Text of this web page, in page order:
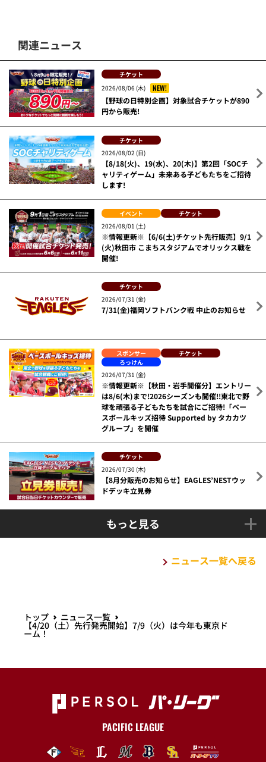
関連ニュース
チケット
2026/08/06 (木)
NEW!
【野球の日特別企画】対象試合チケットが890
円から販売!
チケット
2026/08/02 (日)
【8/18(火)、19(水)、20(木)】第2回「SOCチ
ャリティゲーム」未来ある子どもたちをご招待
します!
イベント
チケット
2026/08/01 (土)
※情報更新※【6/6(土)チケット先行販売】9/1
(火)秋田市 こまちスタジアムでオリックス戦を
開催!
チケット
2026/07/31 (金)
7/31(金)福岡ソフトバンク戦 中止のお知らせ
スポンサー
チケット
ろっけん
2026/07/31 (金)
※情報更新※【秋田・岩手開催分】エントリー
は8/6(木)まで!2026シーズンも開催!!東北で野
球を頑張る子どもたちを試合にご招待!「ベー
スボールキッズ招待 Supported by タカカツ
グループ」を開催
チケット
2026/07/30 (木)
【8月分販売のお知らせ】EAGLES’NESTウッ
ドデッキ立見券
もっと見る
ニュース一覧へ戻る
トップ ニュース一覧
【4/20（土）先行発売開始】7/9（火）は今年も東京ド
ーム！
PACIFIC LEAGUE